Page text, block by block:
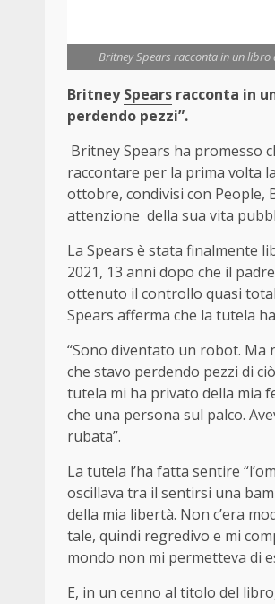
Britney Spears racconta in un
BritneySpears racconta in
perdendo pezzi”.
Britney Spears ha promesso
raccontare per la prima volta
ottobre, condivisi con People,
attenzione della sua vita
La Spears è stata finalmente
2021, 13 anni dopo che il
ottenuto il controllo quasi
Spears afferma che la tutela
“Sono diventato un robot.
che stavo perdendo pezzi di
tutela mi ha privato della mia
che una persona sul palco.
rubata”.
La tutela l’ha fatta sentire
oscillava tra il sentirsi una
della mia libertà. Non c’era
tale, quindi regredivo e mi
mondo non mi permetteva di
E, in un cenno al titolo del